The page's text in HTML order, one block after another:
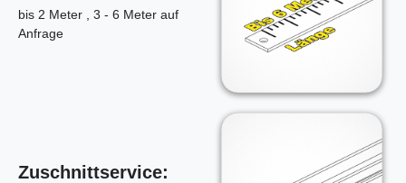
bis 2 Meter , 3 - 6 Meter auf
Anfrage
Zuschnittservice: